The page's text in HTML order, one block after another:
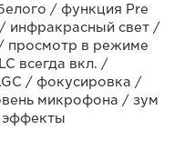
/ функция Pre
/ инфракрасный свет /
просмотр в режиме
всегда вкл. /
/ фокусировка /
микрофона / зум
эффекты